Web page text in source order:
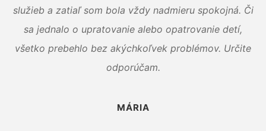
služieb a zatiaľ som bola vždy nadmieru spokojná. Či
sa jednalo o upratovanie alebo opatrovanie detí,
všetko prebehlo bez akýchkoľvek problémov. Určite
odporúčam.
MÁRIA